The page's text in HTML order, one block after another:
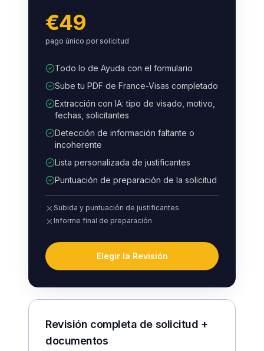
€49
pago único por solicitud
Todo lo de Ayuda con el formulario
Sube tu PDF de France-Visas completado
Extracción con IA: tipo de visado, motivo,
fechas, solicitantes
Detección de información faltante o
incoherente
Lista personalizada de justificantes
Puntuación de preparación de la solicitud
Subida y puntuación de justificantes
Informe final de preparación
Elegir la Revisión
Revisión completa de solicitud +
documentos